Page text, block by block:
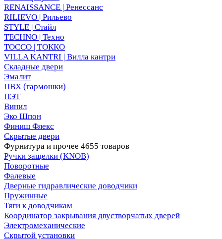
RENAISSANCE | Ренессанс
RILIEVO | Рильево
STYLE | Стайл
TECHNO | Техно
TOCCO | ТОККО
VILLA KANTRI | Вилла кантри
Складные двери
Эмалит
ПВХ (гармошки)
ПЭТ
Винил
Эко Шпон
Финиш Флекс
Скрытые двери
Фурнитура и прочее 4655 товаров
Ручки защелки (KNOB)
Поворотные
Фалевые
Дверные гидравлические доводчики
Пружинные
Тяги к доводчикам
Координатор закрывания двустворчатых дверей
Электромеханические
Скрытой установки